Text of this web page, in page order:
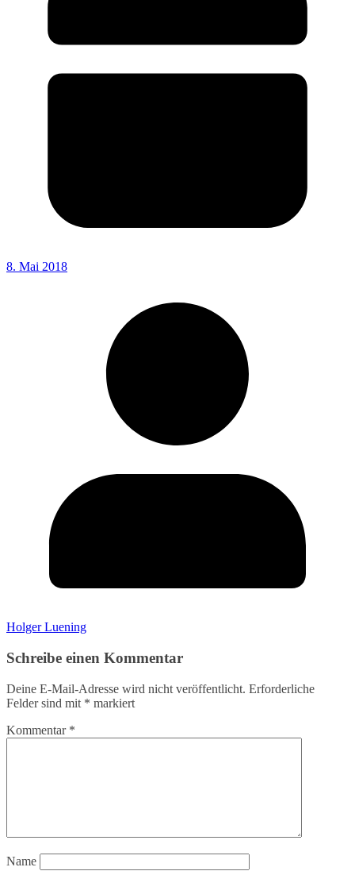
8. Mai 2018
Holger Luening
Schreibe einen Kommentar
Deine E-Mail-Adresse wird nicht veröffentlicht. Erforderliche
Felder sind mit * markiert
Kommentar *
Name